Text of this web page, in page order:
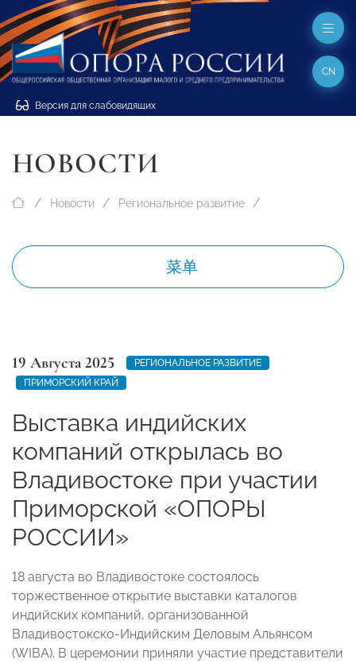
Версия для слабовидящих
CN
НОВОСТИ
Новости Региональное развитие
菜单
19 Августа 2025
РЕГИОНАЛЬНОЕ РАЗВИТИЕ
ПРИМОРСКИЙ КРАЙ
Выставка индийских
компаний открылась во
Владивостоке при участии
Приморской «ОПОРЫ
РОССИИ»
18 августа во Владивостоке состоялось
торжественное открытие выставки каталогов
индийских компаний, организованной
Владивостокско-Индийским Деловым Альянсом
(WIBA). В церемонии приняли участие представители